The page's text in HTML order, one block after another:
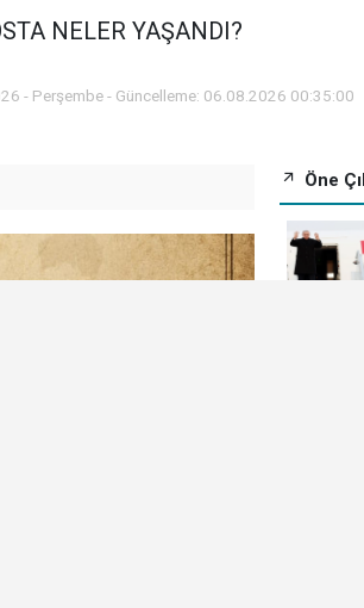
NELER YAŞANDI?
- Perşembe - Güncelleme: 06.08.2026 00:35:00
Öne